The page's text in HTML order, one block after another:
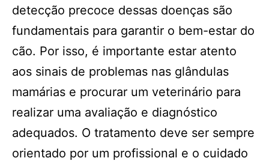
detecção precoce dessas doenças são
fundamentais para garantir o bem-estar do
cão. Por isso, é importante estar atento
aos sinais de problemas nas glândulas
mamárias e procurar um veterinário para
realizar uma avaliação e diagnóstico
adequados. O tratamento deve ser sempre
orientado por um profissional e o cuidado